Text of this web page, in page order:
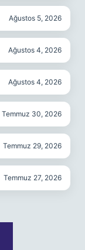
Ağustos 5, 2026
Ağustos 4, 2026
Ağustos 4, 2026
Temmuz 30, 2026
Temmuz 29, 2026
Temmuz 27, 2026